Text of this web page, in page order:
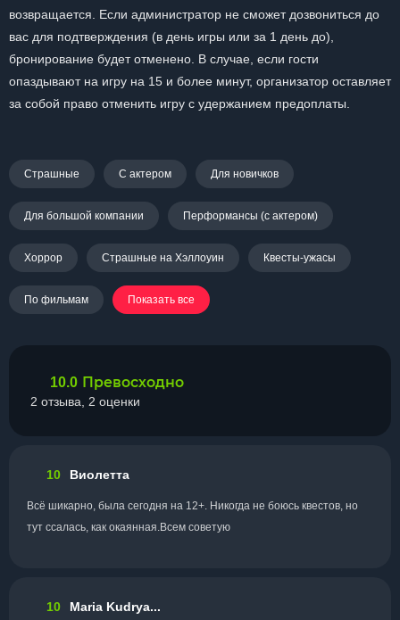
возвращается. Если администратор не сможет дозвониться до
вас для подтверждения (в день игры или за 1 день до),
бронирование будет отменено. В случае, если гости
опаздывают на игру на 15 и более минут, организатор оставляет
за собой право отменить игру с удержанием предоплаты.
Страшные С актером Для новичков
Для большой компании Перформансы (с актером)
Хоррор Страшные на Хэллоуин Квесты-ужасы
По фильмам Показать все
10.0 Превосходно
2 отзыва, 2 оценки
10 Виолетта
Всё шикарно, была сегодня на 12+. Никогда не боюсь квестов, но
тут ссалась, как окаянная.Всем советую
10 Maria Kudrya...